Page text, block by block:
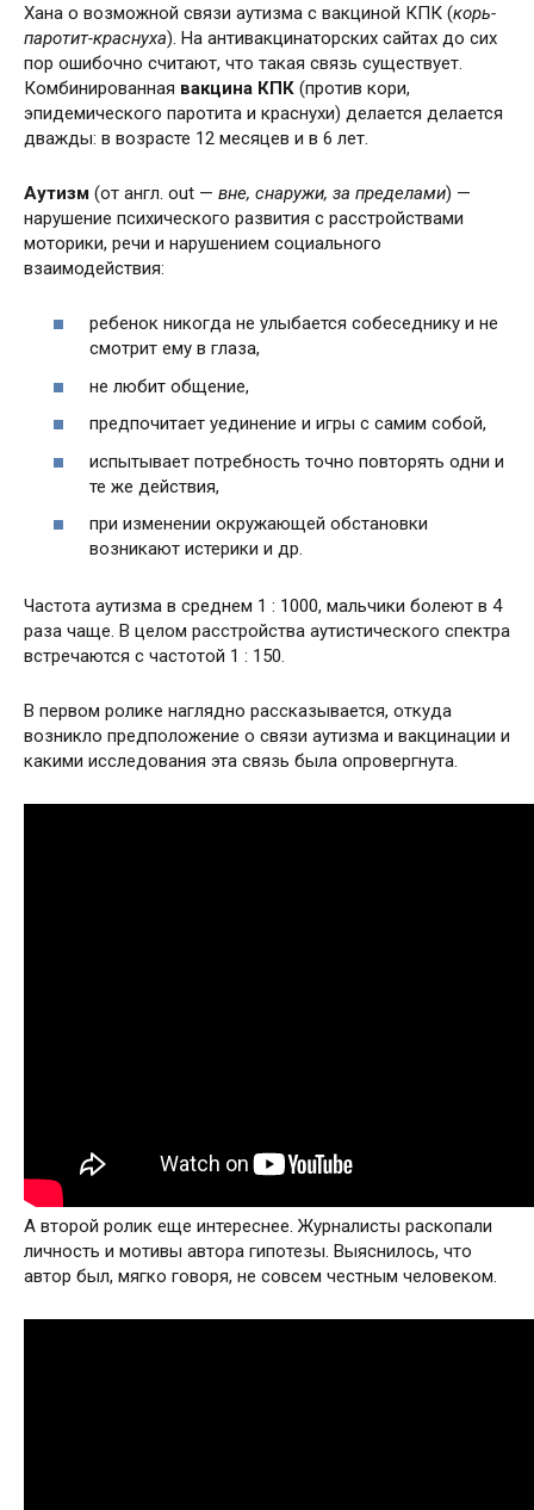
Хана о возможной связи аутизма с вакциной КПК (корь-
паротит-краснуха). На антивакцинаторских сайтах до сих
пор ошибочно считают, что такая связь существует.
Комбинированная вакцина КПК (против кори,
эпидемического паротита и краснухи) делается делается
дважды: в возрасте 12 месяцев и в 6 лет.
Аутизм (от англ. out — вне, снаружи, за пределами) —
нарушение психического развития с расстройствами
моторики, речи и нарушением социального
взаимодействия:
ребенок никогда не улыбается собеседнику и не
смотрит ему в глаза,
не любит общение,
предпочитает уединение и игры с самим собой,
испытывает потребность точно повторять одни и
те же действия,
при изменении окружающей обстановки
возникают истерики и др.
Частота аутизма в среднем 1 : 1000, мальчики болеют в 4
раза чаще. В целом расстройства аутистического спектра
встречаются с частотой 1 : 150.
В первом ролике наглядно рассказывается, откуда
возникло предположение о связи аутизма и вакцинации и
какими исследования эта связь была опровергнута.
А второй ролик еще интереснее. Журналисты раскопали
личность и мотивы автора гипотезы. Выяснилось, что
автор был, мягко говоря, не совсем честным человеком.